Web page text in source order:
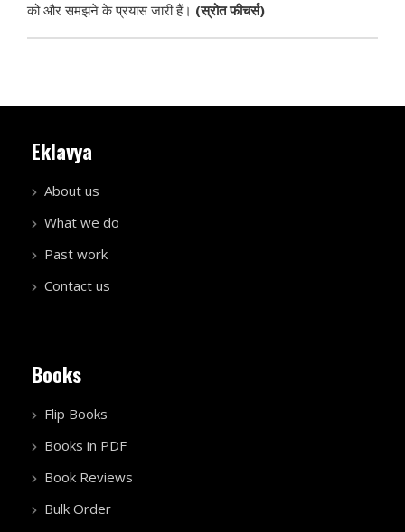
को और समझने के प्रयास जारी हैं। (स्रोत फीचर्स)
Eklavya
About us
What we do
Past work
Contact us
Books
Flip Books
Books in PDF
Book Reviews
Bulk Order